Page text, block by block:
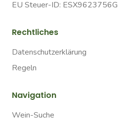
EU Steuer-ID: ESX9623756G
Rechtliches
Datenschutzerklärung
Regeln
Navigation
Wein-Suche